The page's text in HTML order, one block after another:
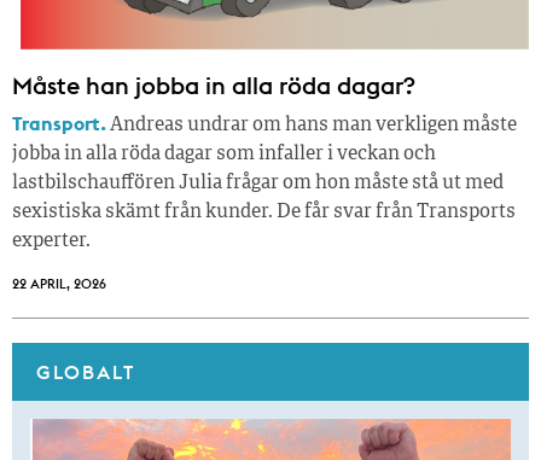
Måste han jobba in alla röda dagar?
Transport.Andreas undrar om hans man verkligen måste
jobba in alla röda dagar som infaller i veckan och
lastbilschauffören Julia frågar om hon måste stå ut med
sexistiska skämt från kunder. De får svar från Transports
experter.
22 APRIL, 2026
GLOBALT